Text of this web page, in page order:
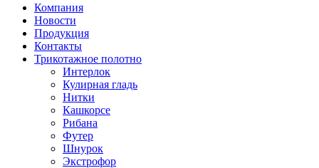
Компания
Новости
Продукция
Контакты
Трикотажное полотно
Интерлок
Кулирная гладь
Нитки
Кашкорсе
Рибана
Футер
Шнурок
Экстрофор